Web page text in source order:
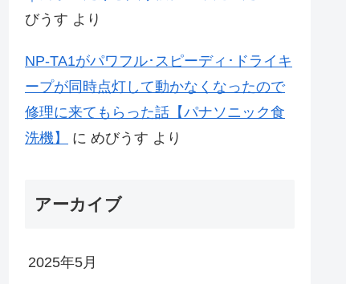
びうす より
NP-TA1がパワフル･スピーディ･ドライキ
ープが同時点灯して動かなくなったので
修理に来てもらった話【パナソニック食
洗機】
に めびうす より
アーカイブ
2025年5月